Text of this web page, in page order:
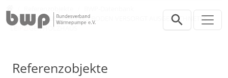
ENERGIE AUS LUFT UND BODEN VERSORGT AUSGEZEICHNETES
LEIPZIGER HOLZHAUS
Referenzobjekte